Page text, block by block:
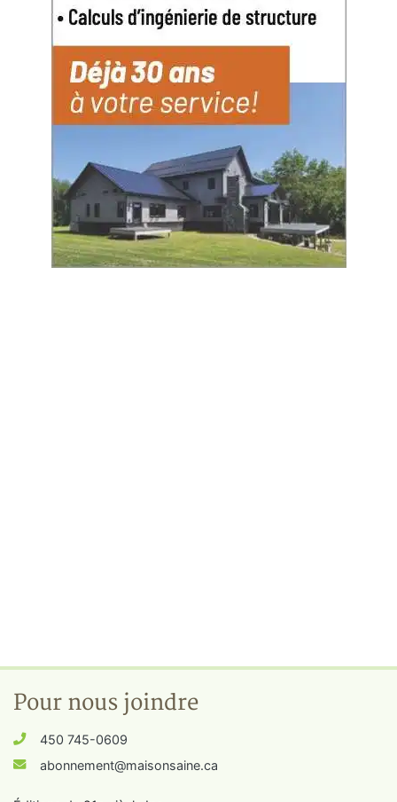
Pour nous joindre
450 745-0609
abonnement@maisonsaine.ca